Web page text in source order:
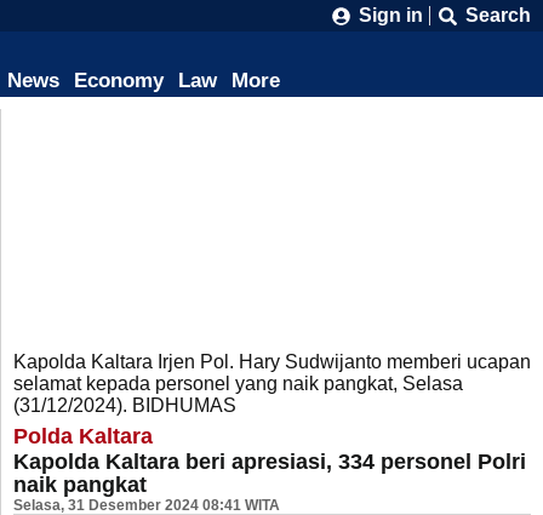
Sign in Search
News Economy Law More
Kapolda Kaltara Irjen Pol. Hary Sudwijanto memberi ucapan
selamat kepada personel yang naik pangkat, Selasa
(31/12/2024). BIDHUMAS
Polda Kaltara
Kapolda Kaltara beri apresiasi, 334 personel Polri
naik pangkat
Selasa, 31 Desember 2024 08:41 WITA